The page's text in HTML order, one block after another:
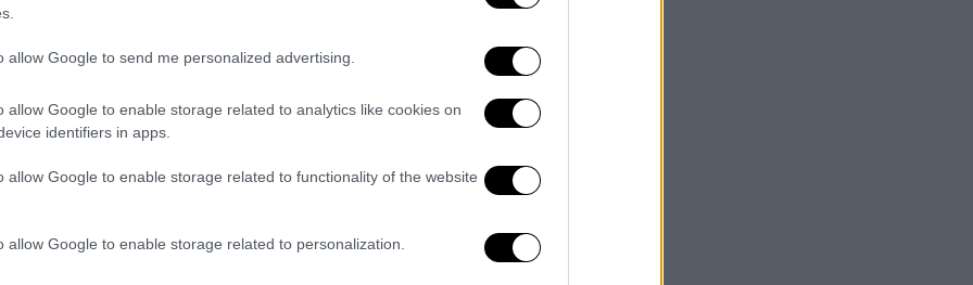
allow Google to send me personalized advertising.
allow Google to enable storage related to analytics like cookies on
identifiers in apps.
allow Google to enable storage related to functionality of the website
allow Google to enable storage related to personalization.
οικογένεια των σταυρανθών
μπρόκολο
, το λάχανο, το κουνουπίδι και τα
πηγή ωφέλιμων φυτοχημικών
βιταμίνη C και καροτενοειδή.
γλυκοσινολικά – ενώσεις που,
ισοθειοκυανικά, με κυριότερη
ευθύνεται όχι μόνο για το
λαχανικών, αλλά και για την ισχυρή
δράση.